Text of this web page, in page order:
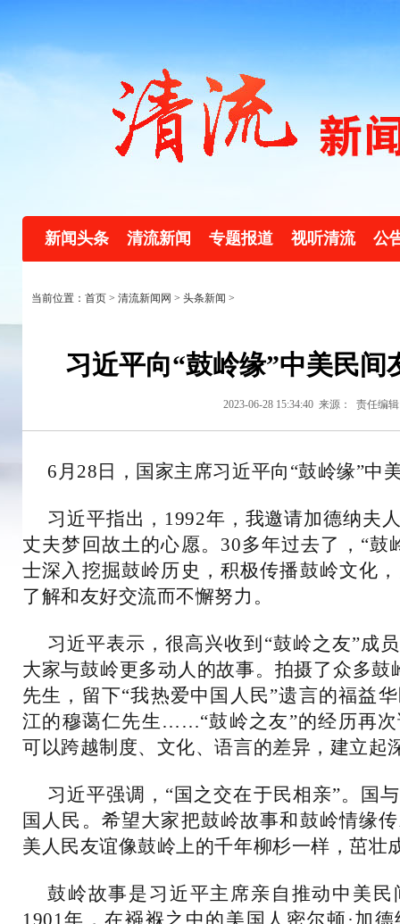
新闻头条 清流新闻 专题报道 视听清流 公
当前位置：首页 > 清流新闻网 > 头条新闻 >
习近平向“鼓岭缘”中美民间
2023-06-28 15:34:40 来源： 责任编
6月28日，国家主席习近平向“鼓岭缘”中
习近平指出，1992年，我邀请加德纳夫
丈夫梦回故土的心愿。30多年过去了，“鼓
士深入挖掘鼓岭历史，积极传播鼓岭文化
了解和友好交流而不懈努力。
习近平表示，很高兴收到“鼓岭之友”成
大家与鼓岭更多动人的故事。拍摄了众多鼓
先生，留下“我热爱中国人民”遗言的福益
江的穆蔼仁先生……“鼓岭之友”的经历再
可以跨越制度、文化、语言的差异，建立起
习近平强调，“国之交在于民相亲”。国
国人民。希望大家把鼓岭故事和鼓岭情缘
美人民友谊像鼓岭上的千年柳杉一样，茁壮
鼓岭故事是习近平主席亲自推动中美
1901年，在襁褓之中的美国人密尔顿·加